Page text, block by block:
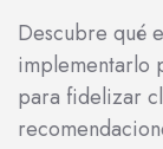
Descubre qué
implementarlo
para fidelizar